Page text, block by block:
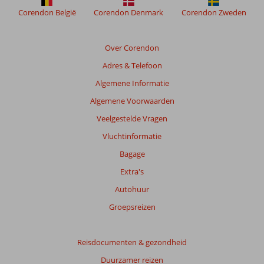
weergegeven
Over Corendon
Adres & Telefoon
Algemene Informatie
Algemene Voorwaarden
Veelgestelde Vragen
Vluchtinformatie
Bagage
Extra's
Autohuur
Groepsreizen
Reisdocumenten & gezondheid
Duurzamer reizen
Corendon België Corendon Denmark Corendon Zweden